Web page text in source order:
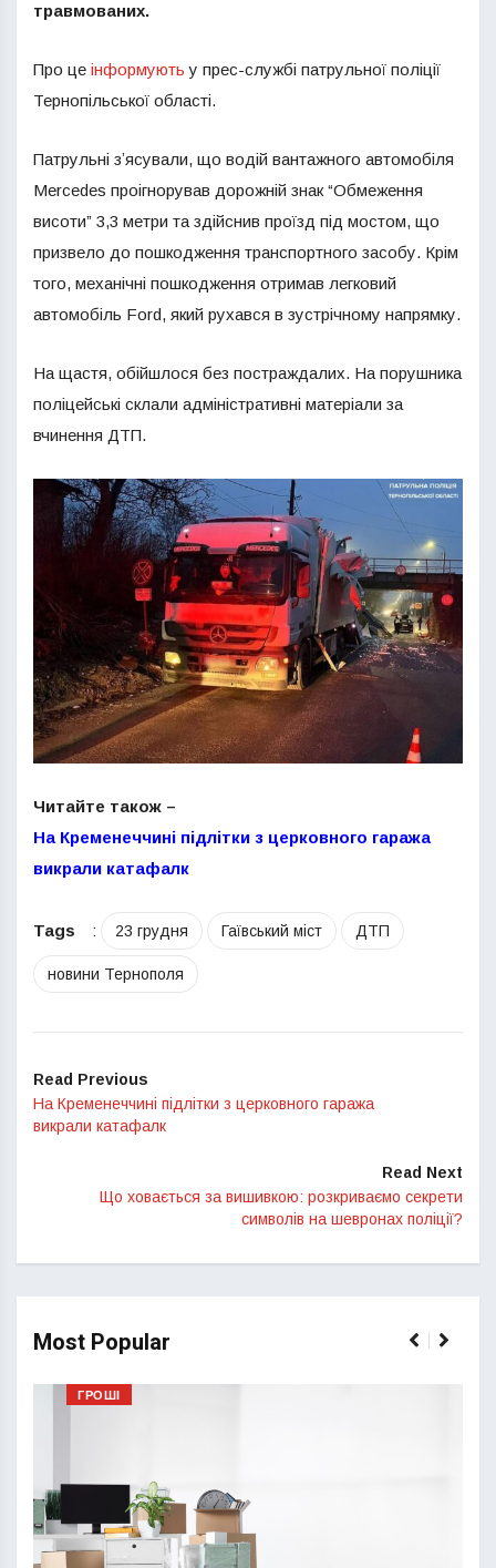
травмованих.
Про це інформують у прес-службі патрульної поліції
Тернопільської області.
Патрульні зʼясували, що водій вантажного автомобіля
Mercedes проігнорував дорожній знак “Обмеження
висоти” 3,3 метри та здійснив проїзд під мостом, що
призвело до пошкодження транспортного засобу. Крім
того, механічні пошкодження отримав легковий
автомобіль Ford, який рухався в зустрічному напрямку.
На щастя, обійшлося без постраждалих. На порушника
поліцейські склали адміністративні матеріали за
вчинення ДТП.
Читайте також –
На Кременеччині підлітки з церковного гаража
викрали катафалк
Tags : 23 грудня Гаївський міст ДТП
новини Тернополя
Read Previous
На Кременеччині підлітки з церковного гаража
викрали катафалк
Read Next
Що ховається за вишивкою: розкриваємо секрети
символів на шевронах поліції?
Most Popular
ГРОШІ